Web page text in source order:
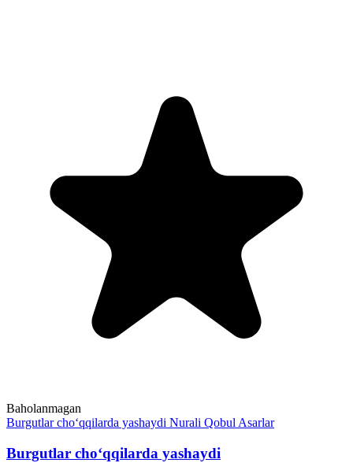
Baholanmagan
Burgutlar cho‘qqilarda yashaydi Nurali Qobul Asarlar
Burgutlar cho‘qqilarda yashaydi